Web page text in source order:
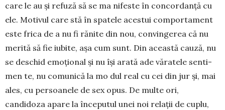
care le au şi refuză să se ma­ nifeste în concordanţă cu
ele. Motivul care stă în spatele acestui comportament
este frica de a nu fi rănite din nou, convingerea că nu
merită să fie iubite, aşa cum sunt. Din această cauză, nu
se deschid emoţional şi nu îşi arată ade­ văratele senti­
men­ te, nu comunică la mo­ dul real cu cei din jur şi, mai
ales, cu persoanele de sex opus. De multe ori,
candidoza apare la începutul unei noi relaţii de cuplu,